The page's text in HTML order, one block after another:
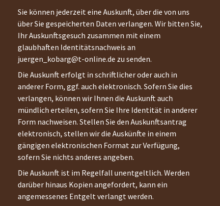
Sie können jederzeit eine Auskunft, über die von uns
über Sie gespeicherten Daten verlangen. Wir bitten Sie,
Ihr Auskunftsgesuch zusammen mit einem
glaubhaften Identitätsnachweis an
juergen_kobarg@t-online.de zu senden.
Die Auskunft erfolgt in schriftlicher oder auch in
anderer Form, ggf. auch elektronisch. Sofern Sie dies
verlangen, können wir Ihnen die Auskunft auch
mündlich erteilen, sofern Sie Ihre Identität in anderer
Form nachweisen. Stellen Sie den Auskunftsantrag
elektronisch, stellen wir die Auskünfte in einem
gängigen elektronischen Format zur Verfügung,
sofern Sie nichts anderes angeben.
Die Auskunft ist im Regelfall unentgeltlich. Werden
darüber hinaus Kopien angefordert, kann ein
angemessenes Entgelt verlangt werden.